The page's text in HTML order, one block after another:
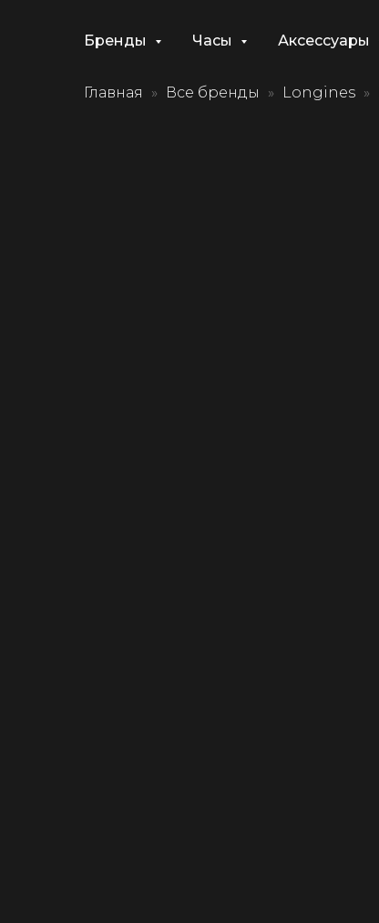
Бренды Часы Аксессуары
Главная Все бренды Longines